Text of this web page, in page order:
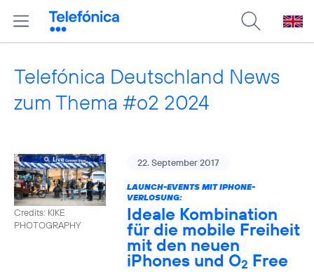
Telefónica Deutschland News
zum Thema #o2 2024
Credits: KIKE
PHOTOGRAPHY
22. September 2017
LAUNCH-EVENTS MIT IPHONE-
VERLOSUNG:
Ideale Kombination
für die mobile Freiheit
mit den neuen
iPhones und O2 Free